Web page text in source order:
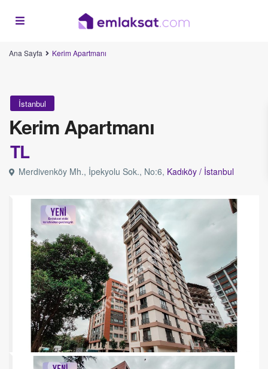
Ana Sayfa Kerim Apartmanı
İstanbul
Kerim Apartmanı
TL
Merdivenköy Mh., İpekyolu Sok., No:6, Kadıköy / İstanbul